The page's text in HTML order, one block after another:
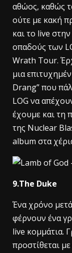
αθώος, καθώς
ούτε με κακή
και το live
οπαδούς των
Wrath Tour.
μια
Drang” που
LOG να
έχουμε και τη
της Nuclear
album στα
9.The Duke
Ένα χρόνο
φέρνουν ένα
live κομμάτια.
προστίθεται